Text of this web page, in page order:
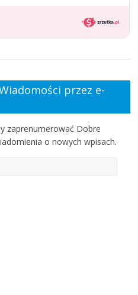
przez e-
zaprenumerować Dobre
o nowych wpisach.